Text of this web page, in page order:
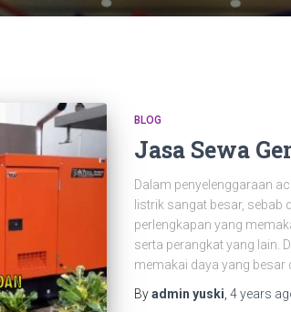
BLOG
Jasa Sewa
Dalam penyelenggaraan
listrik sangat besar,
perlengkapan yang
serta perangkat yang lain.
memakai daya yang
Byadmin yuski 4 years